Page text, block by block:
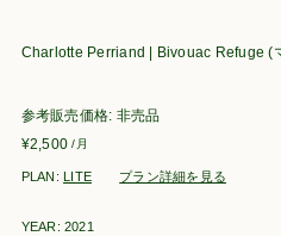
Charlotte Perriand | Bivouac Refuge (
参考販売価格: 非売品
¥2,500 /月
PLAN: LITE プラン詳細を見る
YEAR: 2021